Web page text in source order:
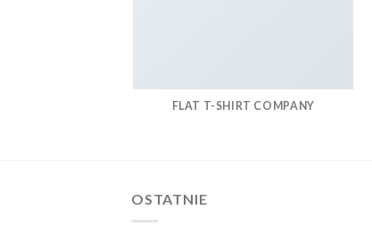
FLAT T-SHIRT COMPANY
OSTATNIE